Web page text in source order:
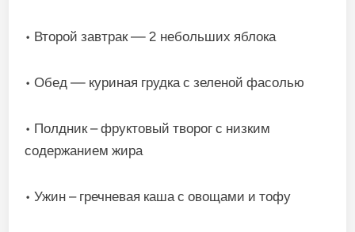
• Второй завтрак — 2 небольших яблока
• Обед — куриная грудка с зеленой фасолью
• Полдник – фруктовый творог с низким
содержанием жира
• Ужин – гречневая каша с овощами и тофу